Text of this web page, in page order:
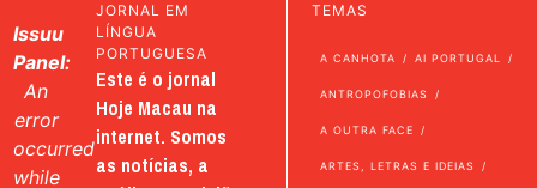
Issuu
Panel:
An
error
occurred
while
JORNAL EM
LÍNGUA
PORTUGUESA
Este é o jornal
Hoje Macau na
internet. Somos
as notícias, a
TEMAS
A CANHOTA AI PORTUGAL
ANTROPOFOBIAS
A OUTRA FACE
ARTES, LETRAS E IDEIAS